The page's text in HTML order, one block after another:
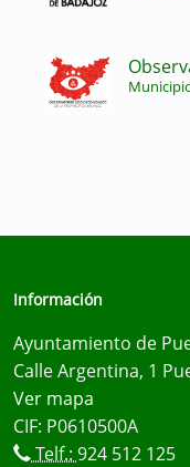
Información
Ayuntamiento de
Calle Argentina, 1
Ver mapa
CIF: P0610500A
Telf.: 924 512 125